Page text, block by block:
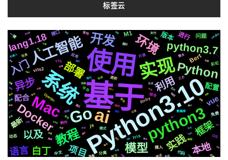
标签云
基于
使用
Python3.10
系统
ai
实现
Go python3
Mac
人工智能 开发 环境
教程
Python
Docker
模型
部署
python3.7
异步
以及
利用
实践
入门
框架
lang1.18
本地
白丁
语言 项目
配合 vue
配置
最新
版本
Bert
进行
M1 问题
接口
js
Iris
vits2
接入
Ruby
分离
中文
免费
彩虹
代码
动态 OS
一键
进阶
Django
平台
redis
结合
模式
开源
制作
应用
TTS
三方
图片
数据库
整合
复刻
学习
支付
任务
协程 面试
api
前后
检测
微软
基础
2020
国内
后端
机器人
深度
编程
记录
通过
新版
svg
生成
运行
结构
音色
响应
芯片
各种
存储
遇到
统一
github
切换
动画
合成
爬虫
属于
情况
协议
聊天
页面
https
快速
简历
识别
布局
集群
流程
声音
可用
机制
社交
数据
推送
需要
格式
字幕
Apple
变量
推荐
场景
阻塞
镜像
EP01
Azure
函数
递归
博客
TensorFlow
Sublime 登峰造极